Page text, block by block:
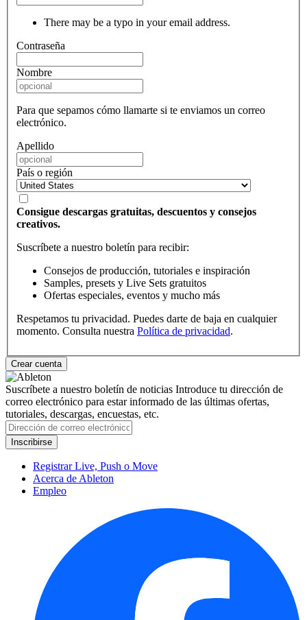
There may be a typo in your email address.
Contraseña
Nombre
Para que sepamos cómo llamarte si te enviamos un correo
electrónico.
Apellido
País o región
Consigue descargas gratuitas, descuentos y consejos
creativos.
Suscríbete a nuestro boletín para recibir:
Consejos de producción, tutoriales e inspiración
Samples, presets y Live Sets gratuitos
Ofertas especiales, eventos y mucho más
Respetamos tu privacidad. Puedes darte de baja en cualquier
momento. Consulta nuestra Política de privacidad.
Suscríbete a nuestro boletín de noticias Introduce tu dirección de
correo electrónico para estar informado de las últimas ofertas,
tutoriales, descargas, encuestas, etc.
Registrar Live, Push o Move
Acerca de Ableton
Empleo